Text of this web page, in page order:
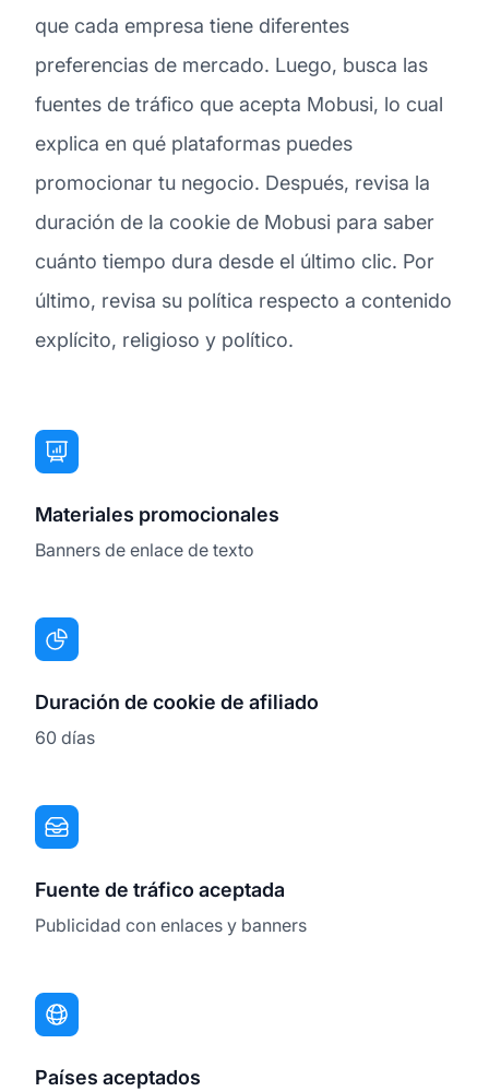
que cada empresa tiene diferentes
preferencias de mercado. Luego, busca las
fuentes de tráfico que acepta Mobusi, lo cual
explica en qué plataformas puedes
promocionar tu negocio. Después, revisa la
duración de la cookie de Mobusi para saber
cuánto tiempo dura desde el último clic. Por
último, revisa su política respecto a contenido
explícito, religioso y político.
Materiales promocionales
Banners de enlace de texto
Duración de cookie de afiliado
60 días
Fuente de tráfico aceptada
Publicidad con enlaces y banners
Países aceptados